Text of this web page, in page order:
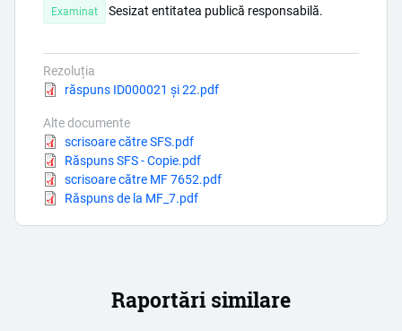
Examinat Sesizat entitatea publică responsabilă.
Rezoluția
Document
răspuns ID000021 și 22.pdf
Alte documente
Document
scrisoare către SFS.pdf
Document
Răspuns SFS - Copie.pdf
Document
scrisoare către MF 7652.pdf
Document
Răspuns de la MF_7.pdf
Raportări similare